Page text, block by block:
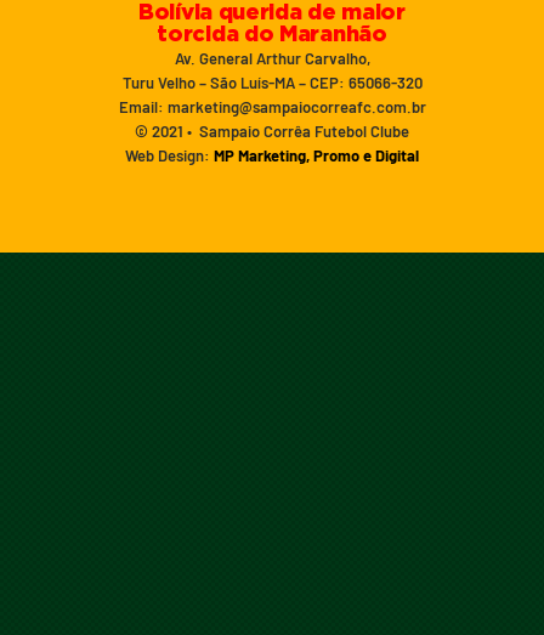
Bolívia querida de maior
torcida do Maranhão
Av. General Arthur Carvalho,
Turu Velho – São Luís-MA – CEP: 65066-320
Email: marketing@sampaiocorreafc.com.br
© 2021 • Sampaio Corrêa Futebol Clube
Web Design: MP Marketing, Promo e Digital